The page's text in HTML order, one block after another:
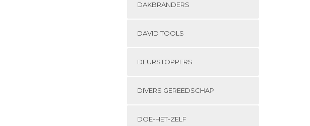
DAKBRANDERS
DAVID TOOLS
DEURSTOPPERS
DIVERS GEREEDSCHAP
DOE-HET-ZELF